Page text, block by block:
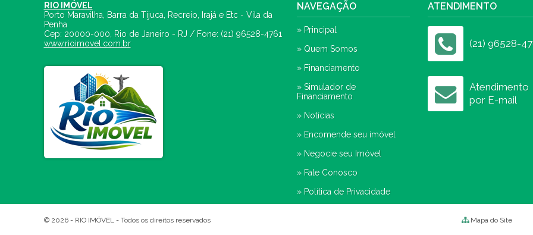
RIO IMÓVEL
Porto Maravilha, Barra da Tijuca, Recreio, Irajá e Etc - Vila da
Penha
Cep: 20000-000 Rio de Janeiro - RJ / Fone: (21) 96528-4761
www.rioimovel.com.br
NAVEGAÇÃO
» Principal
» Quem Somos
» Financiamento
» Simulador de
Financiamento
» Notícias
» Encomende seu imóvel
» Negocie seu Imóvel
» Fale Conosco
» Política de Privacidade
ATENDIMENTO
(21) 96528-
Atendimento
por E-mail
© 2026 - RIO IMÓVEL- Todos os direitos reservados Mapa do Site